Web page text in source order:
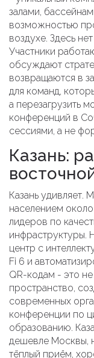
залами,
возможностью
воздухе. Здесь
Участники
обсуждают
возвращаются в
для команд,
а перезагрузить
конференций в
сессиями, а не
Казань:
Казань удивляет.
населением
лидеров по
инфраструктуры.
центр с
Fi 6 и
QR-кодам - это
пространство,
современных
конференции по
образованию.
дешевле Москвы,
тёплый приём,